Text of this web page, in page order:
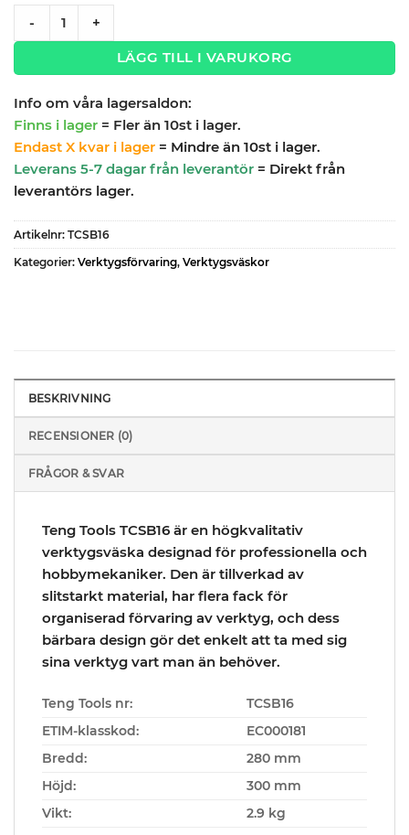
- +
LÄGG TILL I VARUKORG
Info om våra lagersaldon:
Finns i lager = Fler än 10st i lager.
Endast X kvar i lager = Mindre än 10st i lager.
Leverans 5-7 dagar från leverantör = Direkt från
leverantörs lager.
Artikelnr: TCSB16
Kategorier: Verktygsförvaring, Verktygsväskor
BESKRIVNING
RECENSIONER (0)
FRÅGOR & SVAR
Teng Tools TCSB16 är en högkvalitativ
verktygsväska designad för professionella och
hobbymekaniker. Den är tillverkad av
slitstarkt material, har flera fack för
organiserad förvaring av verktyg, och dess
bärbara design gör det enkelt att ta med sig
sina verktyg vart man än behöver.
Teng Tools nr:
TCSB16
ETIM-klasskod:
EC000181
Bredd:
280 mm
Höjd:
300 mm
Vikt:
2.9 kg